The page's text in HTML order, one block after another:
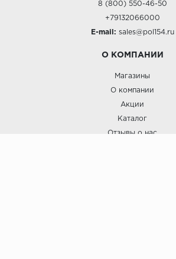
8 (800) 550-46-50
+79132066000
E-mail: sales@pol154.ru
О КОМПАНИИ
Магазины
О компании
Акции
Каталог
Отзывы о нас